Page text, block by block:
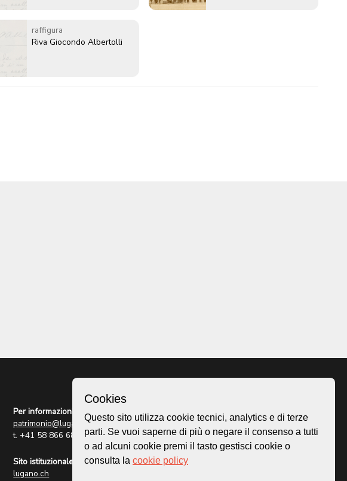
raffigura
Riva Giocondo Albertolli
Per informazioni:
patrimonio@lugano.ch
t. +41 58 866 68 50
Sito istituzionale:
lugano.ch
Homepage
Mappa
Storie
Cookies
Questo sito utilizza cookie tecnici, analytics e di terze
parti. Se vuoi saperne di più o negare il consenso a tutti
o ad alcuni cookie premi il tasto gestisci cookie o
consulta la cookie policy